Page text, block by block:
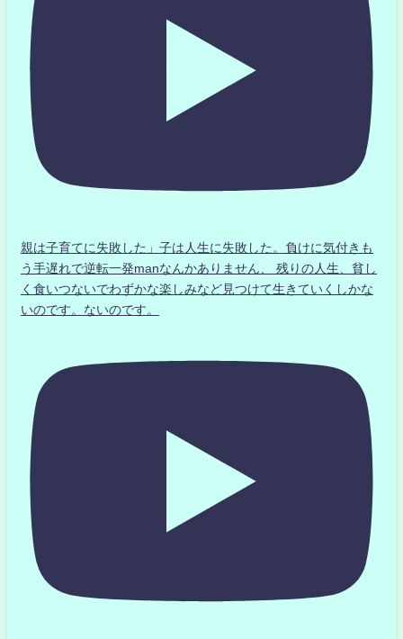
親は子育てに失敗した」子は人生に失敗した。負けに気付きも
う手遅れで逆転一発manなんかありません、 残りの人生、貧し
く食いつないでわずかな楽しみなど見つけて生きていくしかな
いのです。ないのです。